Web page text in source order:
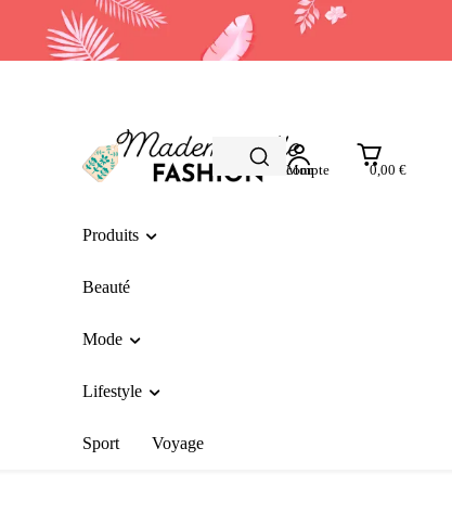
Mon compte 0,00 €
Produits
Beauté
Mode
Lifestyle
Sport Voyage